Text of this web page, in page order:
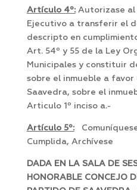
Artículo 4º:Autorizase al
Ejecutivo a transferir el
descripto en
Art. 54º y 55 de la Ley
Municipales y constituir
sobre el inmueble a
Saavedra, sobre el
Articulo 1º inciso a.-
Artículo 5º:
Cumplida, Archívese
DADA EN LA SALA DE
HONORABLE CONCEJO